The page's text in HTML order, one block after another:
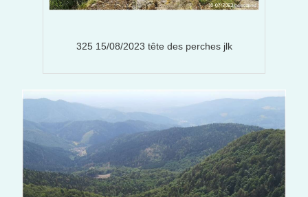
325 15/08/2023 tête des perches jlk